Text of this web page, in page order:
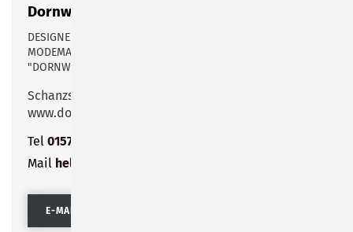
Dornwittchen
DESIGNERIN FÜR MODE UND TEXTILIEN MIT DEN
MODEMARKEN "DORNWITTCHEN COUTURE" &
"DORNWITTCHEN ZWERGE".
Schanzstraße 8
www.dornwittchen.de
Tel 0157 39613981
Mail hello@dornwittchen.de
E-MAIL SENDEN